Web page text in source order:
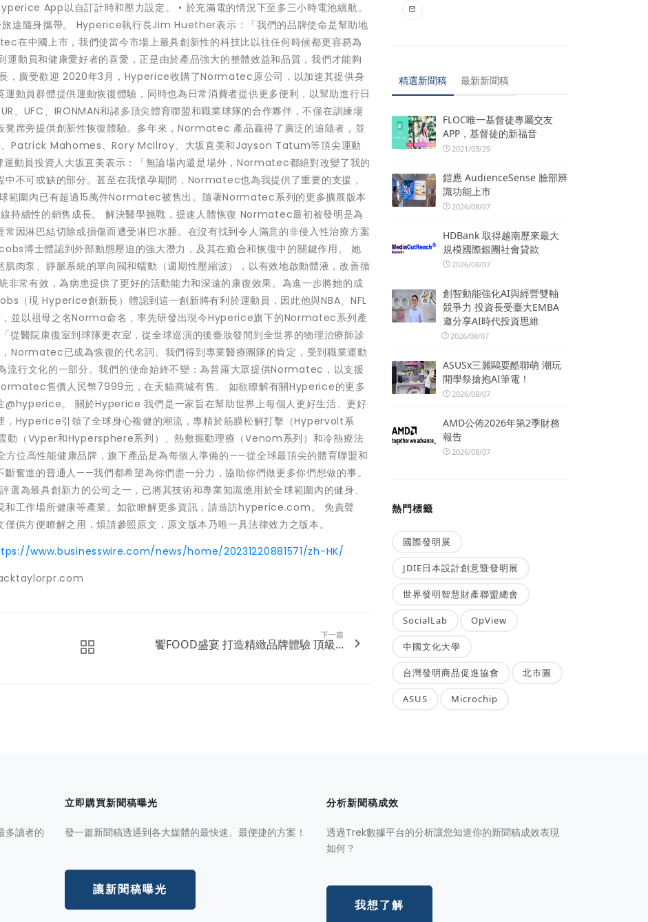
App以自訂計時和壓力設定。 • 於充滿電的情況下至多三小時電池續航。
途隨身攜帶。 Hyperice執行長Jim Huether表示：「我們的品牌使命是幫助地
在中國上市，我們使當今市場上最具創新性的科技比以往任何時候都更容易為
動員和健康愛好者的喜愛，正是由於產品強大的整體效益和品質，我們才能夠
，廣受歡迎 2020年3月，Hyperice收購了Normatec原公司，以加速其提供身
動員群體提供運動恢復體驗，同時也為日常消費者提供更多便利，以幫助進行日
、UFC、IRONMAN和諸多頂尖體育聯盟和職業球隊的合作夥伴，不僅在訓練場
凳席旁提供創新性恢復體驗。多年來，Normatec 產品贏得了廣泛的追隨者，並
Patrick Mahomes、Rory McIlroy、大坂直美和Jayson Tatum等頂尖運動
動員投資人大坂直美表示：「無論場內還是場外，Normatec都絕對改變了我的
不可或缺的部分。甚至在我懷孕期間，Normatec也為我提供了重要的支援，
範圍內已有超過15萬件Normatec被售出。隨著Normatec系列的更多擴展版本
持續性的銷售成長。 解決醫學挑戰，提速人體恢復 Normatec最初被發明是為
因淋巴結切除或損傷而遭受淋巴水腫。在沒有找到令人滿意的非侵入性治療方案
博士體認到外部動態壓迫的強大潛力，及其在癒合和恢復中的關鍵作用。 她
肉泵、靜脈系統的單向閥和蠕動（週期性壓縮波），以有效地啟動體液，改善循
非常有效，為病患提供了更好的活動能力和深遠的康復效果。為進一步將她的成
（現 Hyperice創新長）體認到這一創新將有利於運動員，因此他與NBA、NFL
，並以祖母之名Norma命名，率先研發出現今Hyperice旗下的Normatec系列產
醫院康復室到球隊更衣室，從全球巡演的後臺妝發間到全世界的物理治療師診
Normatec已成為恢復的代名詞。我們得到專業醫療團隊的肯定，受到職業運動
行文化的一部分。我們的使命始終不變：為普羅大眾提供Normatec，以支援
售價人民幣7999元，在天貓商城有售。 如欲瞭解有關Hyperice的更多
@hyperice。 關於Hyperice 我們是一家旨在幫助世界上每個人更好生活、更好
，Hyperice引領了全球身心複健的潮流，專精於筋膜松解打擊（Hypervolt系
動（Vyper和Hypersphere系列）、熱敷振動理療（Venom系列）和冷熱療法
位高性能健康品牌，旗下產品是為每個人準備的——從全球最頂尖的體育聯盟和
奮進的普通人——我們都希望為你們盡一分力，協助你們做更多你們想做的事。
最具創新力的公司之一，已將其技術和專業知識應用於全球範圍內的健身、
和工作場所健康等產業。如欲瞭解更多資訊，請造訪hyperice.com。 免責聲
供方便瞭解之用，煩請參照原文，原文版本乃唯一具法律效力之版本。
www.businesswire.com/news/home/20231220881571/zh-HK/
下一篇
饗FOOD盛宴 打造精緻品牌體驗 頂級...
精選新聞稿 最新新聞稿
FLOC唯一基督徒專屬交友
APP，基督徒的新福音
2021/03/29
鎧應 AudienceSense 臉部辨
識功能上市
2026/08/07
HDBank 取得越南歷來最大
規模國際銀團社會貸款
2026/08/07
創智動能強化AI與經營雙軸
競爭力 投資長受臺大EMBA
邀分享AI時代投資思維
2026/08/07
ASUSx三麗鷗耍酷聯萌 潮玩
開學祭搶抱AI筆電！
2026/08/07
AMD公佈2026年第2季財務
報告
2026/08/07
熱門標籤
國際發明展
JDIE日本設計創意暨發明展
世界發明智慧財產聯盟總會
SocialLab OpView
中國文化大學
台灣發明商品促進協會 北市圖
ASUS Microchip
多讀者的
立即購買新聞稿曝光
發一篇新聞稿透通到各大媒體的最快速、最便捷的方案！
讓新聞稿曝光
分析新聞稿成效
透過Trek數據平台的分析讓您知道你的新聞稿成效表現
如何？
我想了解